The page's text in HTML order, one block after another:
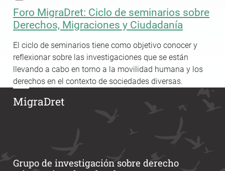
Foro MigraDret: Ciclo de seminarios sobre
Derechos, Migraciones y Ciudadanía
El ciclo de seminarios tiene como objetivo conocer y
reflexionar sobre las investigaciones que se están
llevando a cabo en torno a la movilidad humana y los
derechos en el contexto de sociedades diversas.
MigraDret
Grupo de investigación sobre derecho